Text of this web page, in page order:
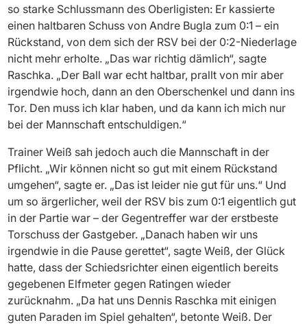
so starke Schlussmann des Oberligisten: Er kassierte
einen haltbaren Schuss von Andre Bugla zum 0:1 – ein
Rückstand, von dem sich der RSV bei der 0:2-Niederlage
nicht mehr erholte. „Das war richtig dämlich“, sagte
Raschka. „Der Ball war echt haltbar, prallt von mir aber
irgendwie hoch, dann an den Oberschenkel und dann ins
Tor. Den muss ich klar haben, und da kann ich mich nur
bei der Mannschaft entschuldigen.“
Trainer Weiß sah jedoch auch die Mannschaft in der
Pflicht. „Wir können nicht so gut mit einem Rückstand
umgehen“, sagte er. „Das ist leider nie gut für uns.“ Und
um so ärgerlicher, weil der RSV bis zum 0:1 eigentlich gut
in der Partie war – der Gegentreffer war der erstbeste
Torschuss der Gastgeber. „Danach haben wir uns
irgendwie in die Pause gerettet“, sagte Weiß, der Glück
hatte, dass der Schiedsrichter einen eigentlich bereits
gegebenen Elfmeter gegen Ratingen wieder
zurücknahm. „Da hat uns Dennis Raschka mit einigen
guten Paraden im Spiel gehalten“, betonte Weiß. Der